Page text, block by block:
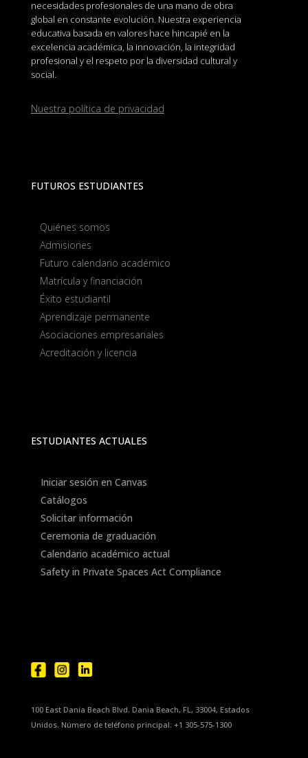
necesidades profesionales de una mano de obra
global en constante evolución. Nuestra experiencia
educativa basada en valores hace hincapié en la
excelencia académica, la innovación, la integridad
profesional y el respeto por la diversidad cultural y
social.
Nuestra política de privacidad
FUTUROS ESTUDIANTES
Quiénes somos
Admisiones
Futuro calendario académico
Matrícula y financiación
Éxito estudiantil
Aprendizaje permanente
Asociaciones empresariales
Acreditación y licencia
ESTUDIANTES ACTUALES
Iniciar sesión en Canvas
Catálogos
Solicitar información
Ceremonia de graduación
Calendario académico actual
Safety in Private Spaces Act Compliance
100 East Dania Beach Blvd. Dania Beach, FL, 33004, Estados
Unidos. Número de teléfono principal: +1 305-575-1300